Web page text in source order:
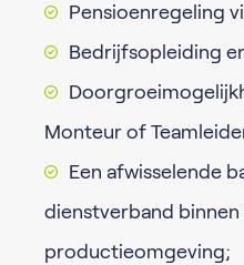
Pensioenregeling
Bedrijfsopleiding
Monteur of
Een afwisselende
dienstverband
productieomgeving;